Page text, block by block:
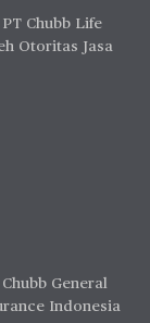
Chubb Life
Otoritas Jasa
General
Indonesia